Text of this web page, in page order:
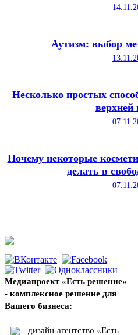
Аутизм: выбор
Несколько простых
верхней
Почему некоторые
делать в
Медиапроект «Есть решение»
- комплексное решение для
Вашего бизнеса:
дизайн-агентство «Есть